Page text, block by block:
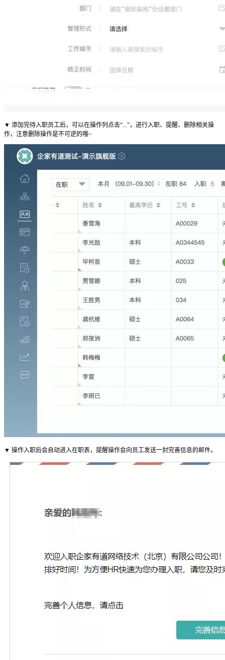
▼ 添加完待入职员工后，可以在操作列点击“...”，进行入职、提醒、删除相关操
作，注意删除操作是不可逆的哦~
▼ 操作入职后会自动进入在职表，提醒操作会向员工发送一封完善信息的邮件。